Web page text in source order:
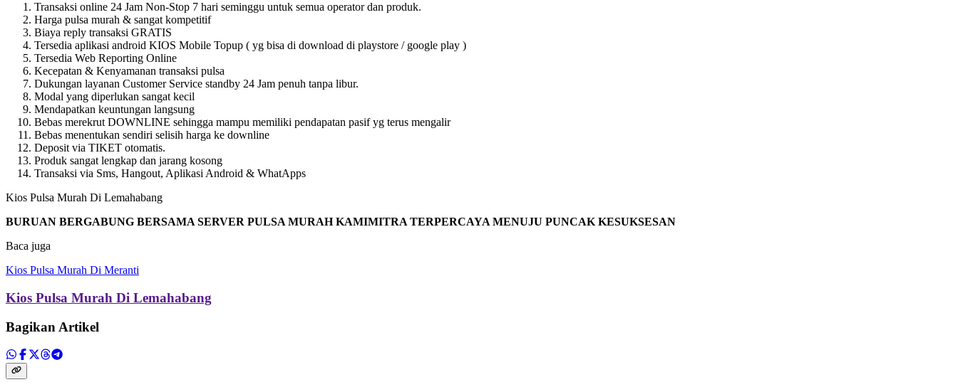
Transaksi online 24 Jam Non-Stop 7 hari seminggu untuk semua operator dan produk.
Harga pulsa murah & sangat kompetitif
Biaya reply transaksi GRATIS
Tersedia aplikasi android KIOS Mobile Topup ( yg bisa di download di playstore / google play )
Tersedia Web Reporting Online
Kecepatan & Kenyamanan transaksi pulsa
Dukungan layanan Customer Service standby 24 Jam penuh tanpa libur.
Modal yang diperlukan sangat kecil
Mendapatkan keuntungan langsung
Bebas merekrut DOWNLINE sehingga mampu memiliki pendapatan pasif yg terus mengalir
Bebas menentukan sendiri selisih harga ke downline
Deposit via TIKET otomatis.
Produk sangat lengkap dan jarang kosong
Transaksi via Sms, Hangout, Aplikasi Android & WhatApps
Kios Pulsa Murah Di Lemahabang
BURUAN BERGABUNG BERSAMA SERVER PULSA MURAH KAMIMITRA TERPERCAYA MENUJU PUNCAK KESUKSESAN
Baca juga
Kios Pulsa Murah Di Meranti
Kios Pulsa Murah Di Lemahabang
Bagikan Artikel